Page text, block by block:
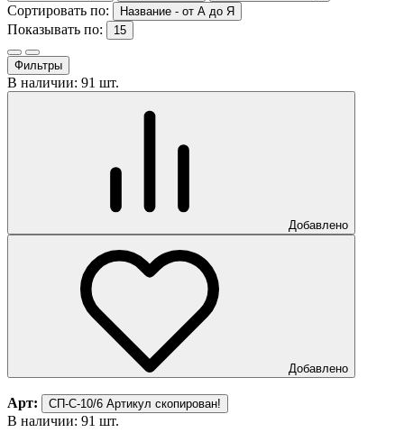
Сортировать по: Название - от А до Я
Показывать по: 15
Фильтры
В наличии: 91 шт.
Добавлено
Добавлено
Арт: СП-С-10/6 Артикул скопирован!
В наличии: 91 шт.